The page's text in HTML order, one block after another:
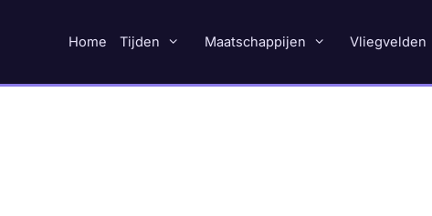
Home Tijden Maatschappijen Vliegvelden